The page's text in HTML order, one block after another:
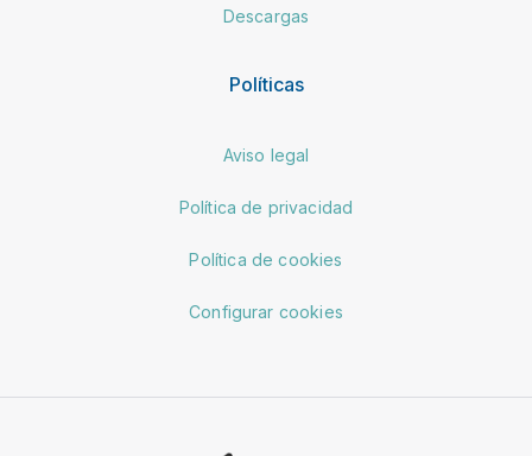
Descargas
Políticas
Aviso legal
Política de privacidad
Política de cookies
Configurar cookies